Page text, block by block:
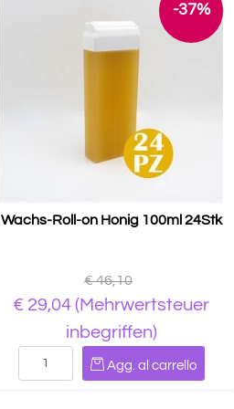
-37%
Wachs-Roll-on Honig 100ml 24Stk
€ 46,10
€ 29,04 (Mehrwertsteuer
inbegriffen)
Quantità
Agg. al carrello